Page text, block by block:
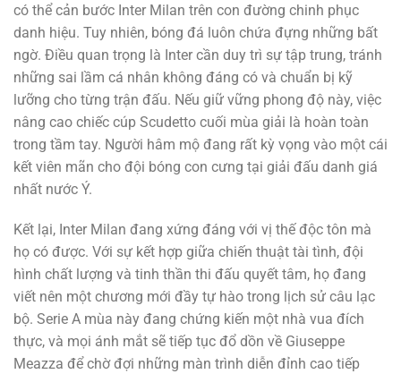
có thể cản bước Inter Milan trên con đường chinh phục
danh hiệu. Tuy nhiên, bóng đá luôn chứa đựng những bất
ngờ. Điều quan trọng là Inter cần duy trì sự tập trung, tránh
những sai lầm cá nhân không đáng có và chuẩn bị kỹ
lưỡng cho từng trận đấu. Nếu giữ vững phong độ này, việc
nâng cao chiếc cúp Scudetto cuối mùa giải là hoàn toàn
trong tầm tay. Người hâm mộ đang rất kỳ vọng vào một cái
kết viên mãn cho đội bóng con cưng tại giải đấu danh giá
nhất nước Ý.
Kết lại, Inter Milan đang xứng đáng với vị thế độc tôn mà
họ có được. Với sự kết hợp giữa chiến thuật tài tình, đội
hình chất lượng và tinh thần thi đấu quyết tâm, họ đang
viết nên một chương mới đầy tự hào trong lịch sử câu lạc
bộ. Serie A mùa này đang chứng kiến một nhà vua đích
thực, và mọi ánh mắt sẽ tiếp tục đổ dồn về Giuseppe
Meazza để chờ đợi những màn trình diễn đỉnh cao tiếp